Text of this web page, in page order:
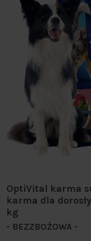
OptiVital karma
karma dla
kg
- BEZZBOŻOWA -